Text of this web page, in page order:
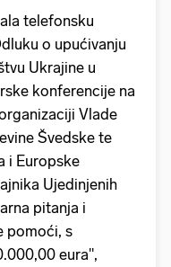
telefonsku
o upućivanju
Ukrajine u
konferencije na
Vlade
Švedske te
i Europske
Ujedinjenih
pitanja i
pomoći, s
eura",